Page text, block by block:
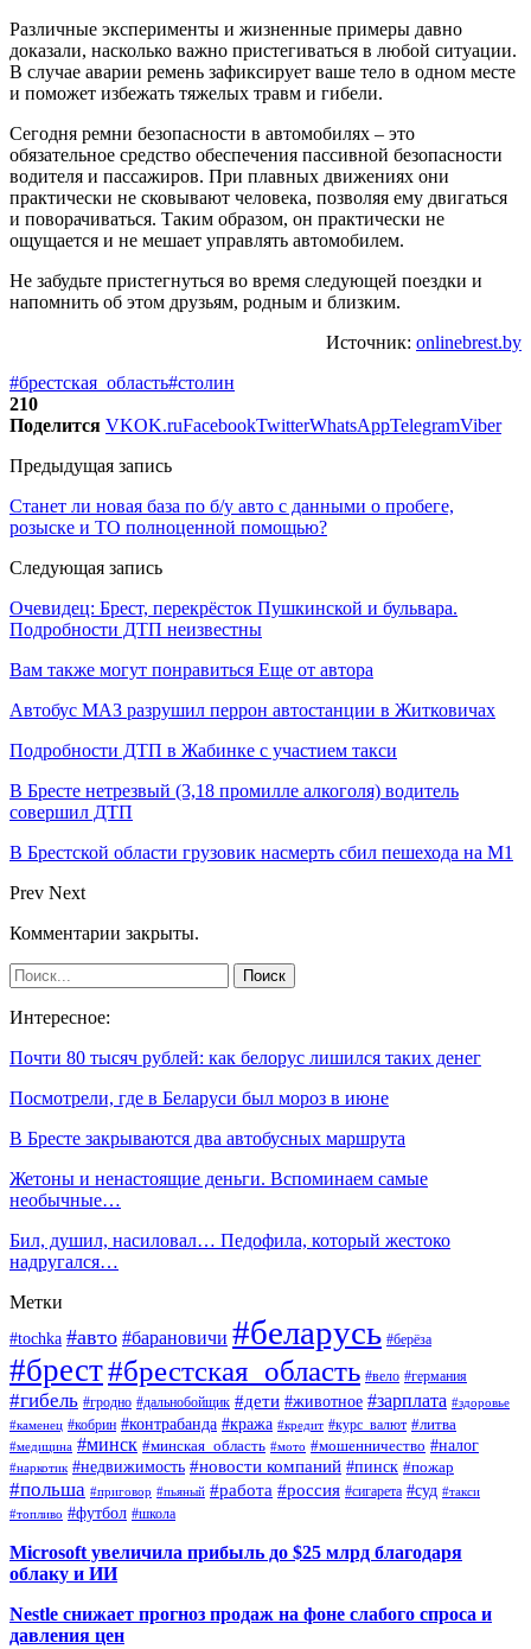
Различные эксперименты и жизненные примеры давно
доказали, насколько важно пристегиваться в любой ситуации.
В случае аварии ремень зафиксирует ваше тело в одном месте
и поможет избежать тяжелых травм и гибели.
Сегодня ремни безопасности в автомобилях – это
обязательное средство обеспечения пассивной безопасности
водителя и пассажиров. При плавных движениях они
практически не сковывают человека, позволяя ему двигаться
и поворачиваться. Таким образом, он практически не
ощущается и не мешает управлять автомобилем.
Не забудьте пристегнуться во время следующей поездки и
напомнить об этом друзьям, родным и близким.
Источник: onlinebrest.by
#брестская_область#столин
210
Поделится VKOK.ruFacebookTwitterWhatsAppTelegramViber
Предыдущая запись
Станет ли новая база по б/у авто с данными о пробеге,
розыске и ТО полноценной помощью?
Следующая запись
Очевидец: Брест, перекрёсток Пушкинской и бульвара.
Подробности ДТП неизвестны
Вам также могут понравиться Еще от автора
Автобус МАЗ разрушил перрон автостанции в Житковичах
Подробности ДТП в Жабинке с участием такси
В Бресте нетрезвый (3,18 промилле алкоголя) водитель
совершил ДТП
В Брестской области грузовик насмерть сбил пешехода на М1
Prev Next
Комментарии закрыты.
Интересное:
Почти 80 тысяч рублей: как белорус лишился таких денег
Посмотрели, где в Беларуси был мороз в июне
В Бресте закрываются два автобусных маршрута
Жетоны и ненастоящие деньги. Вспоминаем самые
необычные…
Бил, душил, насиловал… Педофила, который жестоко
надругался…
Метки
#tochka #авто #барановичи #беларусь #берёза
#брест#брестская_область #вело #германия
#гибель #гродно #дальнобойщик #дети #животное #зарплата #здоровье
#каменец #кобрин #контрабанда #кража #кредит #курс_валют #литва
#медицина #минск #минская_область #мото #мошенничество #налог
#наркотик #недвижимость #новости компаний #пинск #пожар
#польша #приговор #пьяный #работа #россия #сигарета #суд #такси
#топливо #футбол #школа
Microsoft увеличила прибыль до $25 млрд благодаря
облаку и ИИ
Nestle снижает прогноз продаж на фоне слабого спроса и
давления цен